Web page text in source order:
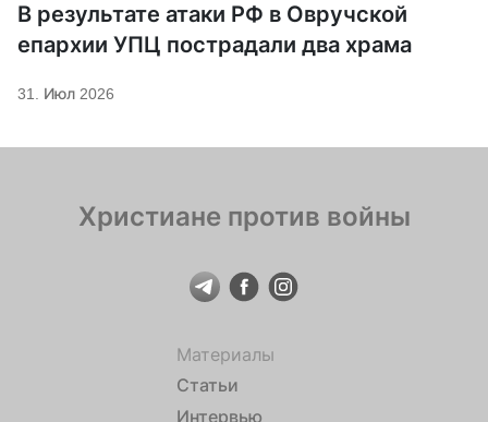
В результате атаки РФ в Овручской
епархии УПЦ пострадали два храма
31. Июл 2026
Христиане против войны
Материалы
Статьи
Интервью